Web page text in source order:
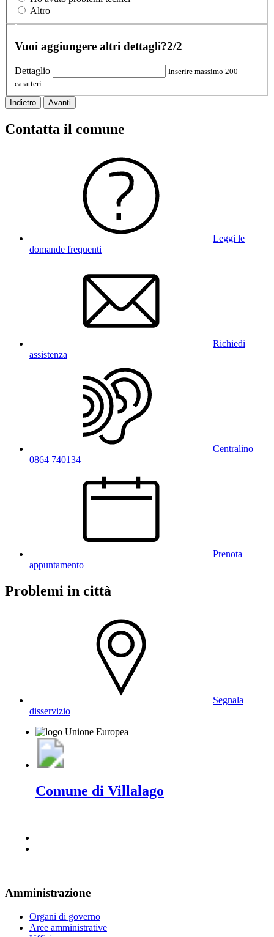
Altro
Vuoi aggiungere altri dettagli?2/2
Dettaglio
Inserire massimo 200
caratteri
Indietro Avanti
Contatta il comune
Leggi le
domande frequenti
Richiedi
assistenza
Centralino
0864 740134
Prenota
appuntamento
Problemi in città
Segnala
disservizio
Comune di Villalago
Amministrazione
Organi di governo
Aree amministrative